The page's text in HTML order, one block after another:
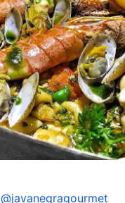
@javanegragourmet